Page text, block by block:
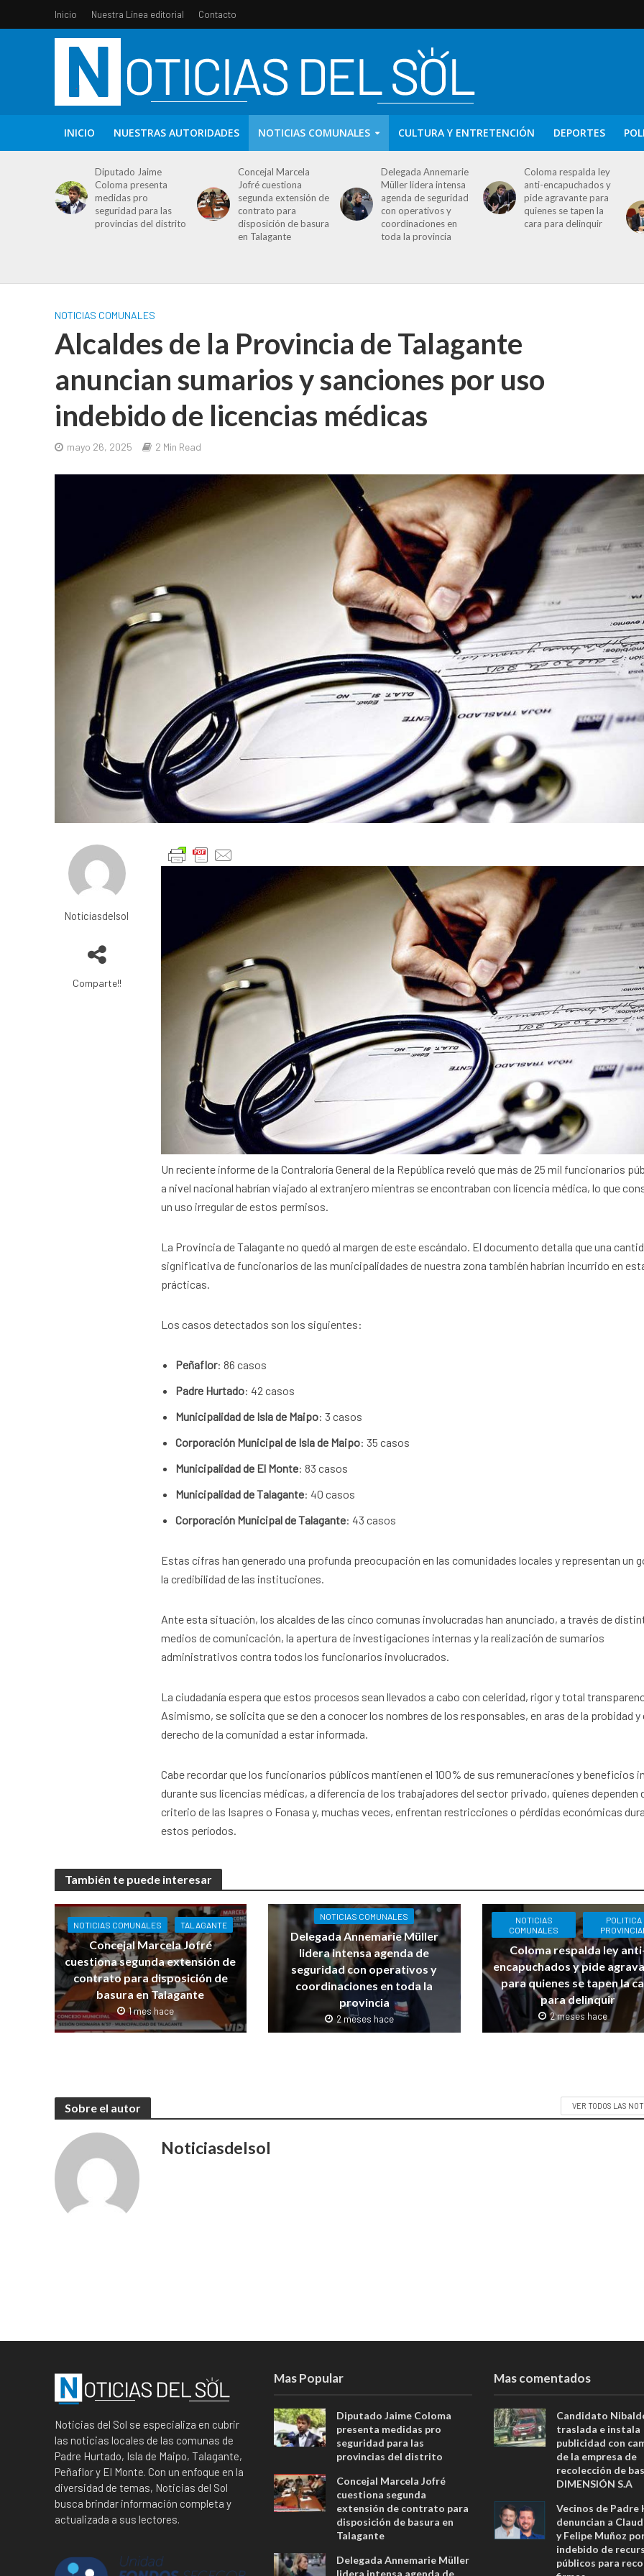
Inicio Nuestra Línea editorial Contacto
INICIO NUESTRAS AUTORIDADES NOTICIAS COMUNALES CULTURA Y ENTRETENCIÓN DEPORTES
Diputado Jaime
Coloma presenta
medidas pro
seguridad para las
provincias del distrito
Concejal Marcela
Jofré cuestiona
segunda extensión de
contrato para
disposición de basura
en Talagante
Delegada Annemarie
Müller lidera intensa
agenda de seguridad
con operativos y
coordinaciones en
toda la provincia
Coloma respalda ley
anti-encapuchados y
pide agravante para
quienes se tapen la
cara para delinquir
NOTICIAS COMUNALES
Alcaldes de la Provincia de Talagante
anuncian sumarios y sanciones por uso
indebido de licencias médicas
mayo 26, 2025 2 Min Read
Noticiasdelsol
Comparte!!
Un reciente informe de la Contraloría General de la República reveló que más de 25 mil funcionarios
a nivel nacional habrían viajado al extranjero mientras se encontraban con licencia médica, lo que
un uso irregular de estos permisos.
La Provincia de Talagante no quedó al margen de este escándalo. El documento detalla que una
significativa de funcionarios de las municipalidades de nuestra zona también habrían incurrido en
prácticas.
Los casos detectados son los siguientes:
Peñaflor: 86 casos
Padre Hurtado: 42 casos
Municipalidad de Isla de Maipo: 3 casos
Corporación Municipal de Isla de Maipo: 35 casos
Municipalidad de El Monte: 83 casos
Municipalidad de Talagante: 40 casos
Corporación Municipal de Talagante: 43 casos
Estas cifras han generado una profunda preocupación en las comunidades locales y representan un
la credibilidad de las instituciones.
Ante esta situación, los alcaldes de las cinco comunas involucradas han anunciado, a través de
medios de comunicación, la apertura de investigaciones internas y la realización de sumarios
administrativos contra todos los funcionarios involucrados.
La ciudadanía espera que estos procesos sean llevados a cabo con celeridad, rigor y total
Asimismo, se solicita que se den a conocer los nombres de los responsables, en aras de la probidad y
derecho de la comunidad a estar informada.
Cabe recordar que los funcionarios públicos mantienen el 100% de sus remuneraciones y beneficios
durante sus licencias médicas, a diferencia de los trabajadores del sector privado, quienes dependen
criterio de las Isapres o Fonasa y, muchas veces, enfrentan restricciones o pérdidas económicas
estos períodos.
También te puede interesar
NOTICIAS COMUNALES TALAGANTE
Concejal Marcela Jofré
cuestiona segunda extensión de
contrato para disposición de
basura en Talagante
1 mes hace
NOTICIAS COMUNALES
Delegada Annemarie Müller
lidera intensa agenda de
seguridad con operativos y
coordinaciones en toda la
provincia
2 meses hace
NOTICIAS
COMUNALES
POLITICA
PROVINCIAL
Coloma respalda ley
encapuchados y pide
para quienes se tapen la
para delinquir
2 meses hace
Sobre el autor VER TODOS LAS
Noticiasdelsol
Noticias del Sol se especializa en cubrir
las noticias locales de las comunas de
Padre Hurtado, Isla de Maipo, Talagante,
Peñaflor y El Monte. Con un enfoque en la
diversidad de temas, Noticias del Sol
busca brindar información completa y
actualizada a sus lectores.
Mas Popular
Diputado Jaime Coloma
presenta medidas pro
seguridad para las
provincias del distrito
Concejal Marcela Jofré
cuestiona segunda
extensión de contrato para
disposición de basura en
Talagante
Delegada Annemarie Müller
lidera intensa agenda de
Mas comentados
Candidato
traslada e instala
publicidad con
de la empresa de
recolección de
DIMENSIÓN S.A
Vecinos de Padre
denuncian a
y Felipe Muñoz
indebido de
públicos para